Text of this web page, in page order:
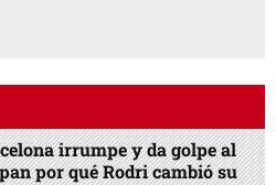
irrumpe y da golpe al
por qué Rodri cambió su